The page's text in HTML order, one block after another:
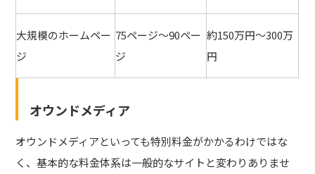
大規模のホームペー
ジ
75ページ～90ペー
ジ
約150万円～300万
円
オウンドメディア
オウンドメディアといっても特別料金がかかるわけではな
く、基本的な料金体系は一般的なサイトと変わりありませ